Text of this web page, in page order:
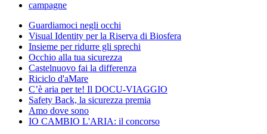
campagne
Guardiamoci negli occhi
Visual Identity per la Riserva di Biosfera
Insieme per ridurre gli sprechi
Occhio alla tua sicurezza
Castelnuovo fai la differenza
Riciclo d'aMare
C’è aria per te! Il DOCU-VIAGGIO
Safety Back, la sicurezza premia
Amo dove sono
IO CAMBIO L'ARIA: il concorso